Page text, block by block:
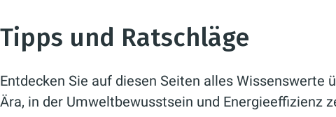
Tipps und Ratschläge
Entdecken Sie auf diesen Seiten alles
Ära, in der Umweltbewusstsein und Energieeffizienz